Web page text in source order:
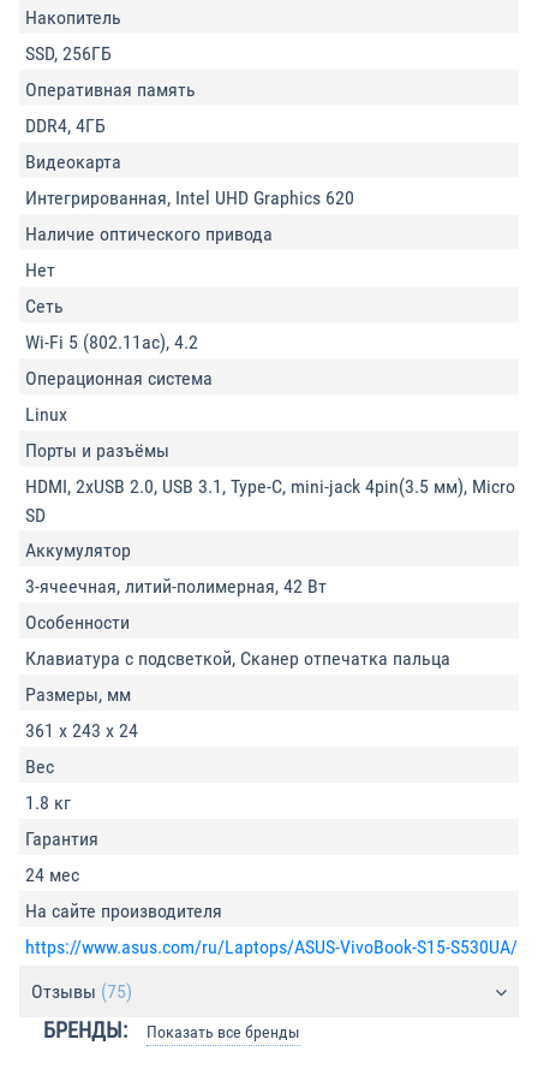
Накопитель
SSD, 256ГБ
Оперативная память
DDR4, 4ГБ
Видеокарта
Интегрированная, Intel UHD Graphics 620
Наличие оптического привода
Нет
Сеть
Wi-Fi 5 (802.11ac), 4.2
Операционная система
Linux
Порты и разъёмы
HDMI, 2xUSB 2.0, USB 3.1, Type-C, mini-jack 4pin(3.5 мм), Micro
SD
Аккумулятор
3-ячеечная, литий-полимерная, 42 Вт
Особенности
Клавиатура с подсветкой, Сканер отпечатка пальца
Размеры, мм
361 х 243 х 24
Вес
1.8 кг
Гарантия
24 мес
На сайте производителя
https://www.asus.com/ru/Laptops/ASUS-VivoBook-S15-S530UA/
Отзывы (75)
БРЕНДЫ: Показать все бренды